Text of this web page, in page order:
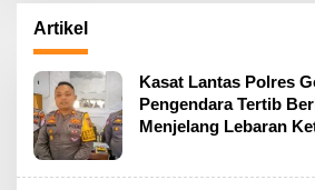
Artikel
Kasat Lantas Polres
Pengendara Tertib
Menjelang Lebaran